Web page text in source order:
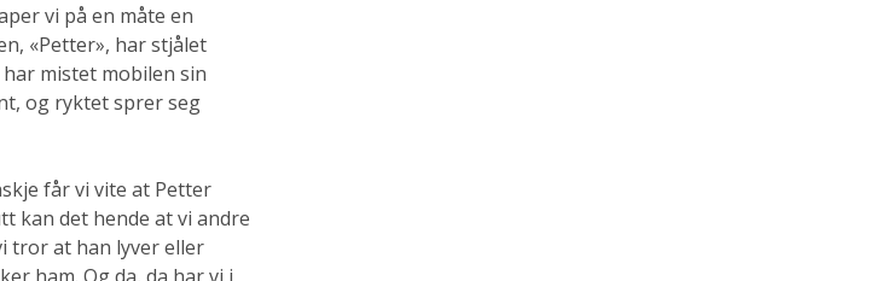
vi på en måte en
«Petter», har stjålet
mistet mobilen sin
og ryktet sprer seg
får vi vite at Petter
kan det hende at vi andre
tror at han lyver eller